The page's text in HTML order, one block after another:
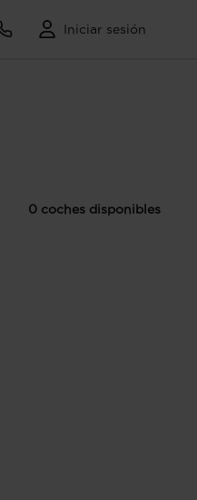
Iniciar sesión
0 coches disponibles